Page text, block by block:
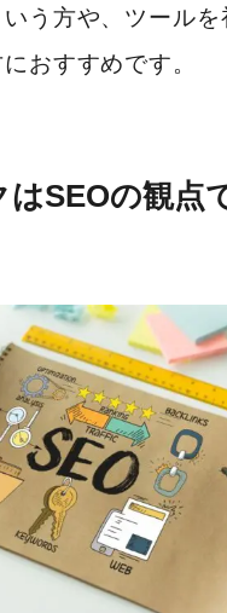
う方や、ツールを
おすすめです。
はSEOの観点